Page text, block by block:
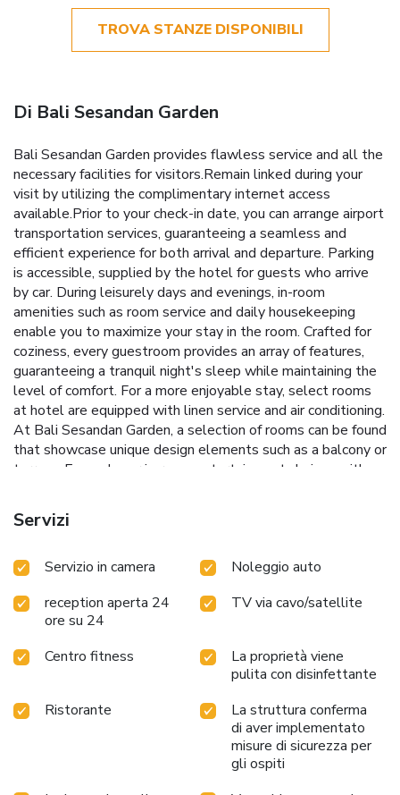
TROVA STANZE DISPONIBILI
Di Bali Sesandan Garden
Bali Sesandan Garden provides flawless service and all the
necessary facilities for visitors.Remain linked during your
visit by utilizing the complimentary internet access
available.Prior to your check-in date, you can arrange airport
transportation services, guaranteeing a seamless and
efficient experience for both arrival and departure. Parking
is accessible, supplied by the hotel for guests who arrive
by car. During leisurely days and evenings, in-room
amenities such as room service and daily housekeeping
enable you to maximize your stay in the room. Crafted for
coziness, every guestroom provides an array of features,
guaranteeing a tranquil night's sleep while maintaining the
level of comfort. For a more enjoyable stay, select rooms
at hotel are equipped with linen service and air conditioning.
At Bali Sesandan Garden, a selection of rooms can be found
that showcase unique design elements such as a balcony or
terrace. Expand your in-room entertainment choices with
accommodations. It is worth noting that certain guest
bathrooms feature a hair dryer, toiletries and towels for
scrumptious, homemade breakfast kick-starts the
choices at hotel to enhance your experience. During your
stay at hotel, an array of engaging activities and amenities
guarantees a delightful experience. During your stay, the
hotel provides direct access to a beach, ensuring you remain
near the sea throughout your visit.Begin your holiday
perfectly by taking a plunge into the swimming pool.
Servizi
Servizio in camera
Noleggio auto
reception aperta 24
ore su 24
TV via cavo/satellite
Centro fitness
La proprietà viene
pulita con disinfettante
Ristorante
La struttura conferma
di aver implementato
misure di sicurezza per
gli ospiti